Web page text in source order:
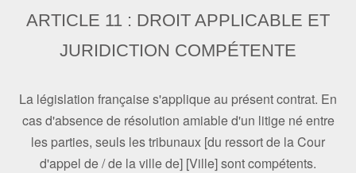
ARTICLE 11 : DROIT APPLICABLE ET
JURIDICTION COMPÉTENTE
La législation française s'applique au présent contrat. En
cas d'absence de résolution amiable d'un litige né entre
les parties, seuls les tribunaux [du ressort de la Cour
d'appel de / de la ville de] [Ville] sont compétents.